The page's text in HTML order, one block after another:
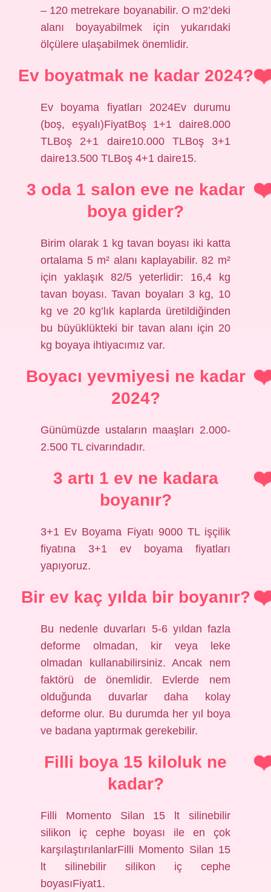
– 120 metrekare boyanabilir. O m2’deki
alanı boyayabilmek için yukarıdaki
ölçülere ulaşabilmek önemlidir.
Ev boyatmak ne kadar 2024?
Ev boyama fiyatları 2024Ev durumu
(boş, eşyalı)FiyatBoş 1+1 daire8.000
TLBoş 2+1 daire10.000 TLBoş 3+1
daire13.500 TLBoş 4+1 daire15.
3 oda 1 salon eve ne kadar
boya gider?
Birim olarak 1 kg tavan boyası iki katta
ortalama 5 m² alanı kaplayabilir. 82 m²
için yaklaşık 82/5 yeterlidir: 16,4 kg
tavan boyası. Tavan boyaları 3 kg, 10
kg ve 20 kg’lık kaplarda üretildiğinden
bu büyüklükteki bir tavan alanı için 20
kg boyaya ihtiyacımız var.
Boyacı yevmiyesi ne kadar
2024?
Günümüzde ustaların maaşları 2.000-
2.500 TL civarındadır.
3 artı 1 ev ne kadara
boyanır?
3+1 Ev Boyama Fiyatı 9000 TL işçilik
fiyatına 3+1 ev boyama fiyatları
yapıyoruz.
Bir ev kaç yılda bir boyanır?
Bu nedenle duvarları 5-6 yıldan fazla
deforme olmadan, kir veya leke
olmadan kullanabilirsiniz. Ancak nem
faktörü de önemlidir. Evlerde nem
olduğunda duvarlar daha kolay
deforme olur. Bu durumda her yıl boya
ve badana yaptırmak gerekebilir.
Filli boya 15 kiloluk ne
kadar?
Filli Momento Silan 15 lt silinebilir
silikon iç cephe boyası ile en çok
karşılaştırılanlarFilli Momento Silan 15
lt silinebilir silikon iç cephe
boyasıFiyat1.